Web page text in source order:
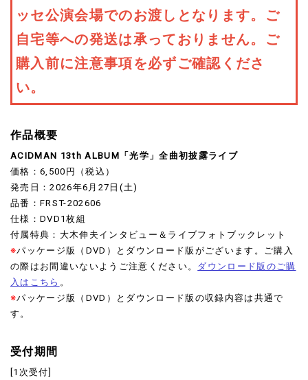
ッセ公演会場でのお渡しとなります。ご
自宅等への発送は承っておりません。ご
購入前に注意事項を必ずご確認くださ
い。
作品概要
ACIDMAN 13th ALBUM「光学」全曲初披露ライブ
価格：6,500円（税込）
発売日：2026年6月27日(土)
品番：FRST-202606
仕様：DVD1枚組
付属特典：大木伸夫インタビュー＆ライブフォトブックレット
※パッケージ版（DVD）とダウンロード版がございます。ご購入
の際はお間違いないようご注意ください。 ダウンロード版のご購
入はこちら 。
※パッケージ版（DVD）とダウンロード版の収録内容は共通で
す。
受付期間
[1次受付]